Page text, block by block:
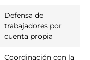
Defensa de
trabajadores por
cuenta propia
Coordinación con la